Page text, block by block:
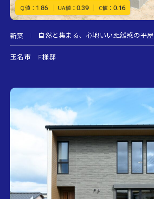
Q値： 1.86 UA値： 0.39 C値： 0.16
新築 自然と集まる、心地いい距離感の平屋
玉名市 F様邸